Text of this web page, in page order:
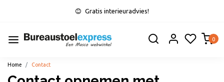
Gratis interieuradvies!
0
Home Contact